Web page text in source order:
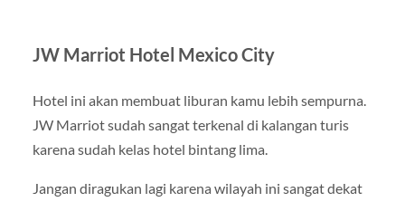
JW Marriot Hotel Mexico City
Hotel ini akan membuat liburan kamu lebih sempurna.
JW Marriot sudah sangat terkenal di kalangan turis
karena sudah kelas hotel bintang lima.
Jangan diragukan lagi karena wilayah ini sangat dekat